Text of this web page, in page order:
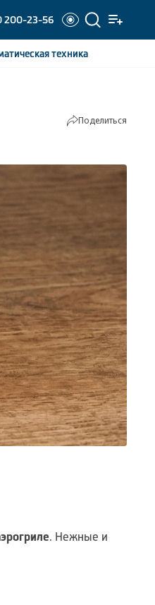
200-23-56
техника
Поделиться
. Нежные и